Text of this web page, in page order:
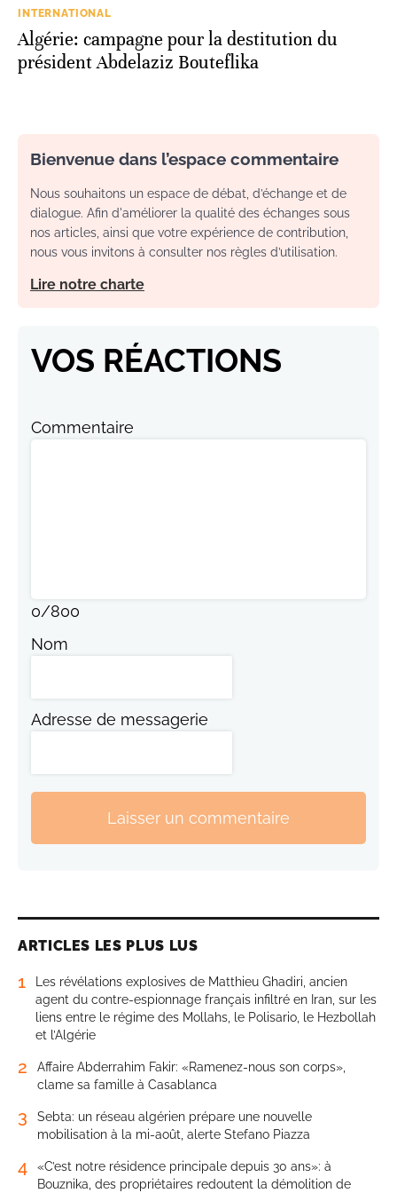
INTERNATIONAL
Algérie: campagne pour la destitution du
président Abdelaziz Bouteflika
Bienvenue dans l’espace commentaire
Nous souhaitons un espace de débat, d’échange et de
dialogue. Afin d'améliorer la qualité des échanges sous
nos articles, ainsi que votre expérience de contribution,
nous vous invitons à consulter nos règles d’utilisation.
Lire notre charte
VOS RÉACTIONS
Commentaire
0/800
Nom
Adresse de messagerie
Laisser un commentaire
ARTICLES LES PLUS LUS
1
Les révélations explosives de Matthieu Ghadiri, ancien
agent du contre-espionnage français infiltré en Iran, sur les
liens entre le régime des Mollahs, le Polisario, le Hezbollah
et l’Algérie
2
Affaire Abderrahim Fakir: «Ramenez-nous son corps»,
clame sa famille à Casablanca
3
Sebta: un réseau algérien prépare une nouvelle
mobilisation à la mi-août, alerte Stefano Piazza
4
«C’est notre résidence principale depuis 30 ans»: à
Bouznika, des propriétaires redoutent la démolition de